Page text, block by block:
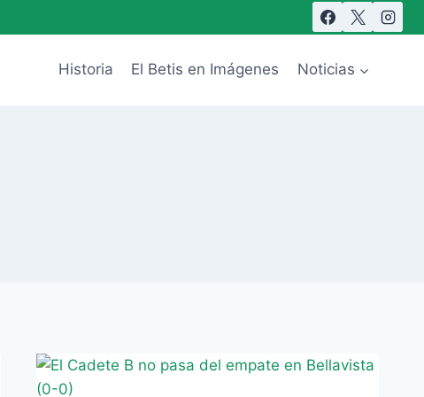
Historia El Betis en Imágenes Noticias